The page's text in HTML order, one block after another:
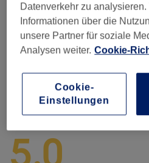
Beratungsgespräche (1 )
Gesichtsbehandlungen (6)
Salonbewertungen
5,0
Datenverkehr zu
Informationen über die
unsere Partner für soziale
Analysen weiter. Cookie-
Cookie-
Einstellungen